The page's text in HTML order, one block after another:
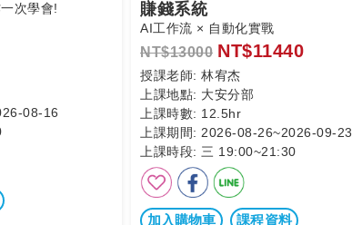
次學會!
08-16
賺錢系統
AI工作流 × 自動化實戰
NT$13000 NT$11440
授課老師: 林宥杰
上課地點: 大安分部
上課時數: 12.5hr
上課期間: 2026-08-26~2026-09-23
上課時段: 三 19:00~21:30
加入購物車 課程資料